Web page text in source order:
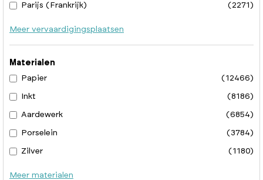
Parijs (Frankrijk) (2271)
Meer vervaardigingsplaatsen
Materialen
Papier
(12466)
Inkt (8186)
Aardewerk (6854)
Porselein (3784)
Zilver (1180)
Meer materialen